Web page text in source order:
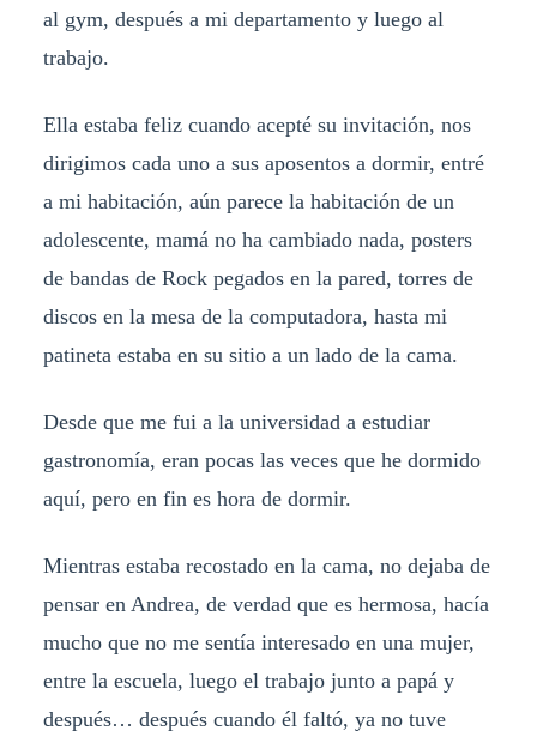
al gym, después a mi departamento y luego al
trabajo.
Ella estaba feliz cuando acepté su invitación, nos
dirigimos cada uno a sus aposentos a dormir, entré
a mi habitación, aún parece la habitación de un
adolescente, mamá no ha cambiado nada, posters
de bandas de Rock pegados en la pared, torres de
discos en la mesa de la computadora, hasta mi
patineta estaba en su sitio a un lado de la cama.
Desde que me fui a la universidad a estudiar
gastronomía, eran pocas las veces que he dormido
aquí, pero en fin es hora de dormir.
Mientras estaba recostado en la cama, no dejaba de
pensar en Andrea, de verdad que es hermosa, hacía
mucho que no me sentía interesado en una mujer,
entre la escuela, luego el trabajo junto a papá y
después… después cuando él faltó, ya no tuve